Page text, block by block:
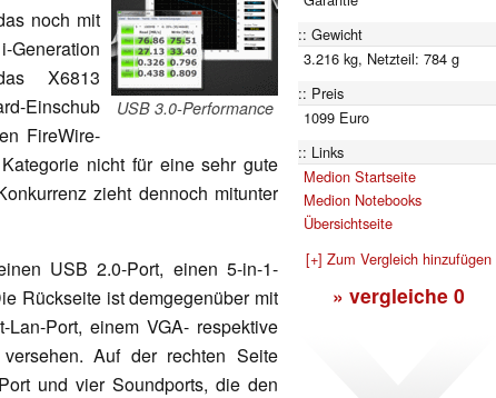
USB 3.0-Performance
noch mit
Generation
X6813
Einschub
FireWire-
nicht für eine sehr gute
zieht dennoch mitunter
USB 2.0-Port, einen 5-in-1-
Rückseite ist demgegenüber mit
Port, einem VGA- respektive
Auf der rechten Seite
und vier Soundports, die den
Gewicht
3.216 kg, Netzteil: 784 g
Preis
1099 Euro
Links
Medion Startseite
Medion Notebooks
Übersichtseite
[+] Zum Vergleich hinzufügen
» vergleiche 0